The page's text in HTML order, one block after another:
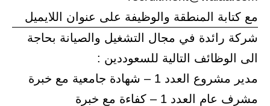
مع كتابة المنطقة والوظيفة على عنوان اللايميل
شركة رائدة في مجال التشغيل والصيانة بحاجة
الى الوظائف التالية للسعوددين :
مدير مشروع العدد 1 – شهادة جامعية مع خبرة
مشرف عام العدد 1 – كفاءة مع خبرة